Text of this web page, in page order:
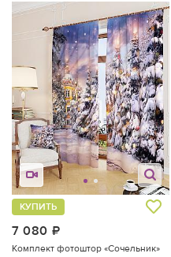
7 080
КУПИТЬ
Комплект фотоштор «Сочельник»